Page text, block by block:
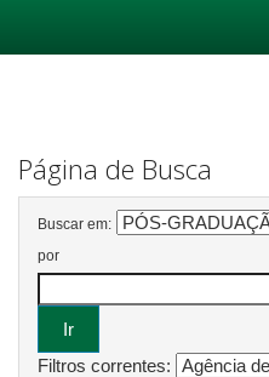
Página de Busca
Buscar em:
por
Filtros correntes: